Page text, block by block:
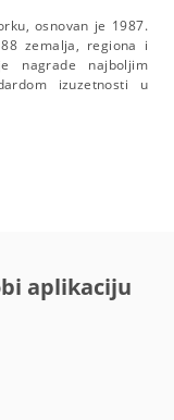
osnovan je 1987.
zemalja, regiona i
nagrade najboljim
izuzetnosti u
aplikaciju